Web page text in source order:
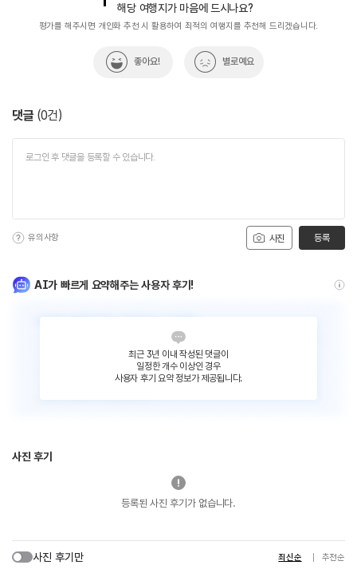
#휴식하기 #휴식하기좋은곳
해당 여행지가 마음에 드시나요?
평가를 해주시면 개인화 추천 시 활용하여 최적의 여행지를 추천해 드리겠습니다.
좋아요! 별로예요
댓글 (0건)
사진
유의사항 등록
AI가 빠르게 요약해주는 사용자 후기!
최근 3년 이내 작성된 댓글이
일정한 개수 이상인 경우
사용자 후기 요약 정보가 제공됩니다.
사진 후기
등록된 사진 후기가 없습니다.
사진 후기만 최신순 추천순